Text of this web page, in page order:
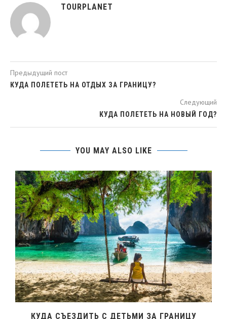
TOURPLANET
Предыдущий пост
КУДА ПОЛЕТЕТЬ НА ОТДЫХ ЗА ГРАНИЦУ?
Следующий
КУДА ПОЛЕТЕТЬ НА НОВЫЙ ГОД?
YOU MAY ALSO LIKE
КУДА СЪЕЗДИТЬ С ДЕТЬМИ ЗА ГРАНИЦУ